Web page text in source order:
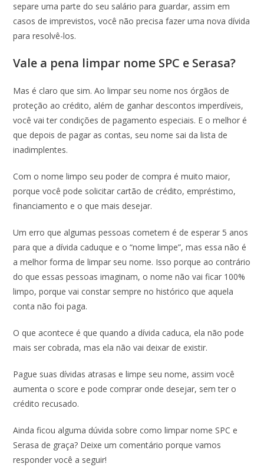
separe uma parte do seu salário para guardar, assim em
casos de imprevistos, você não precisa fazer uma nova dívida
para resolvê-los.
Vale a pena limpar nome SPC e Serasa?
Mas é claro que sim. Ao limpar seu nome nos órgãos de
proteção ao crédito, além de ganhar descontos imperdíveis,
você vai ter condições de pagamento especiais. E o melhor é
que depois de pagar as contas, seu nome sai da lista de
inadimplentes.
Com o nome limpo seu poder de compra é muito maior,
porque você pode solicitar cartão de crédito, empréstimo,
financiamento e o que mais desejar.
Um erro que algumas pessoas cometem é de esperar 5 anos
para que a dívida caduque e o “nome limpe”, mas essa não é
a melhor forma de limpar seu nome. Isso porque ao contrário
do que essas pessoas imaginam, o nome não vai ficar 100%
limpo, porque vai constar sempre no histórico que aquela
conta não foi paga.
O que acontece é que quando a dívida caduca, ela não pode
mais ser cobrada, mas ela não vai deixar de existir.
Pague suas dívidas atrasas e limpe seu nome, assim você
aumenta o score e pode comprar onde desejar, sem ter o
crédito recusado.
Ainda ficou alguma dúvida sobre como limpar nome SPC e
Serasa de graça? Deixe um comentário porque vamos
responder você a seguir!